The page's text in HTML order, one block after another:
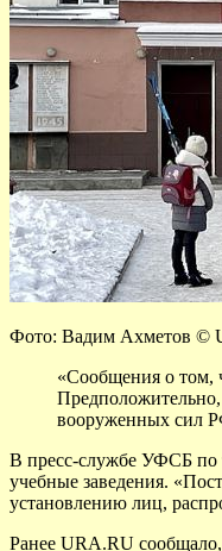
Фото: Вадим Ахметов ©
«Сообщения о том,
вооруженных сил
В пресс-службе УФСБ по
учебные заведения.
установлению лиц,
Ранее URA.RU